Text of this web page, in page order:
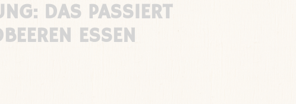
DAS PASSIERT I
ESSEN